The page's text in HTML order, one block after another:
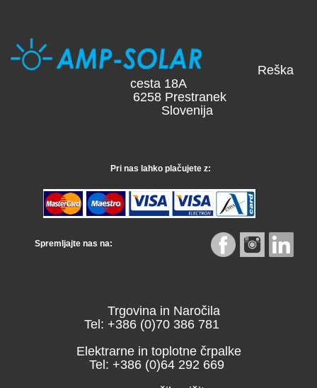
Reška
cesta 18A
6258 Prestranek
Slovenija
Pri nas lahko plačujete z:
Spremljajte nas na:
Trgovina in Naročila
Tel: +386 (0)70 386 781
Elektrarne in toplotne črpalke
Tel: +386 (0)64 292 669